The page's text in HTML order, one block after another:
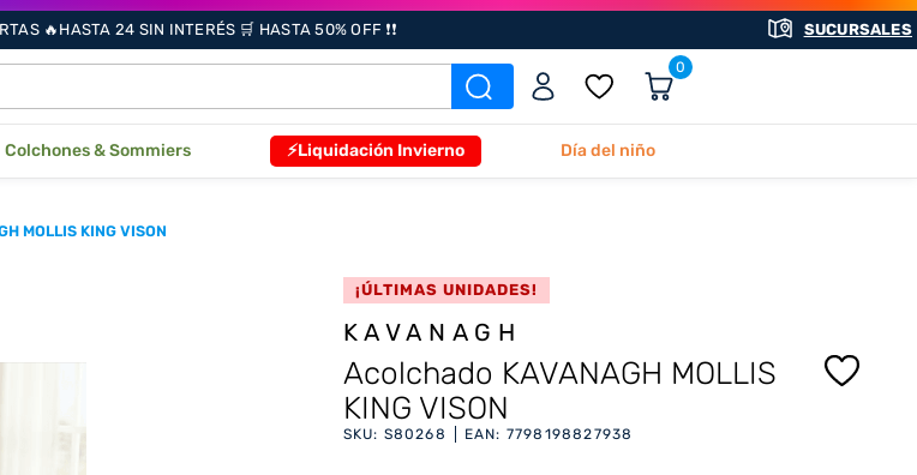
🔥HASTA 24 SIN INTERÉS 🛒 HASTA 50% OFF ❗❗ SUCURSALES
0
Colchones & Sommiers ⚡Liquidación Invierno Día del niño
MOLLIS KING VISON
¡ÚLTIMAS UNIDADES!
KAVANAGH
Acolchado KAVANAGH MOLLIS
KING VISON
SKU: S80268 EAN: 7798198827938